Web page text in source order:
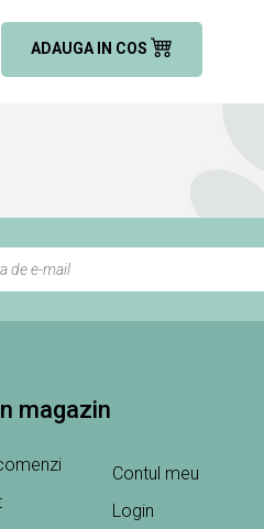
ADAUGA IN COS
magazin
Contul meu
Login